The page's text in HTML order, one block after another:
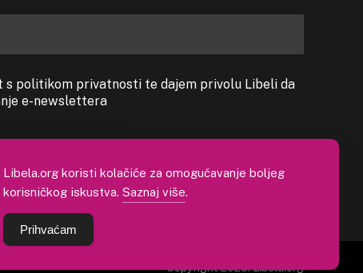
s politikom privatnosti te dajem privolu Libeli da
e-newslettera
Copyright 2026. Libela.org
Libela.org koristi kolačiće za omogućavanje boljeg
korisničkog iskustva. Saznaj više.
Prihvaćam